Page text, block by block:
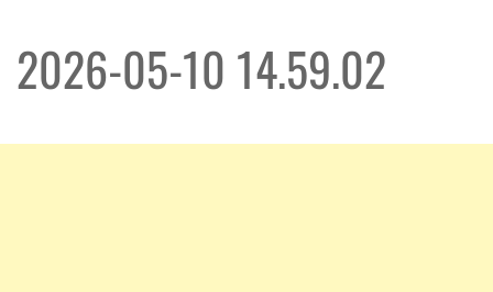
2026-05-10 14.59.02